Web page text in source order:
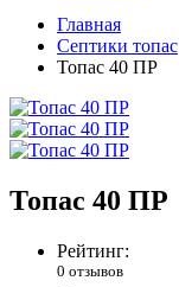
Главная
Септики топас
Топас 40 ПР
Топас 40 ПР
Рейтинг:
0 отзывов